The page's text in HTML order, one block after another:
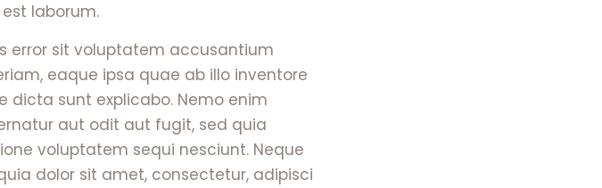
laborum.
error sit voluptatem accusantium
eaque ipsa quae ab illo inventore
sunt explicabo. Nemo enim
aut odit aut fugit, sed quia
voluptatem sequi nesciunt. Neque
dolor sit amet, consectetur, adipisci